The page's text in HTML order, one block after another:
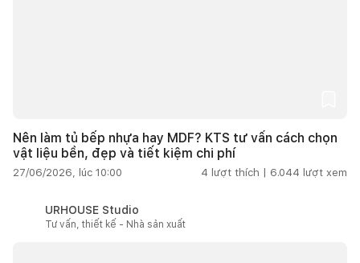
Nên làm tủ bếp nhựa hay MDF? KTS tư vấn cách chọn
vật liệu bền, đẹp và tiết kiệm chi phí
27/06/2026, lúc 10:00 4 lượt thích | 6.044 lượt xem
URHOUSE Studio
Tư vấn, thiết kế - Nhà sản xuất